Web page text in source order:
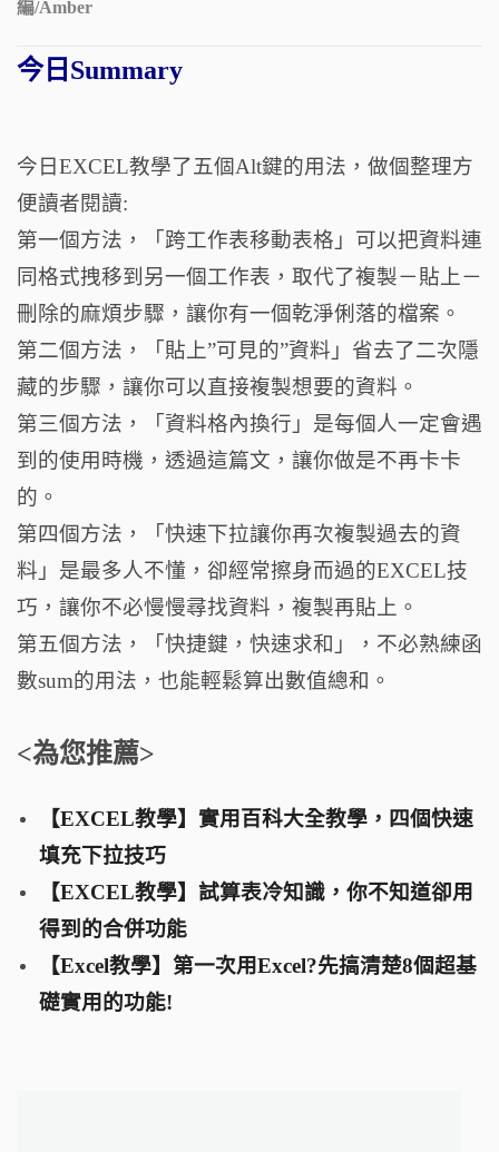
編/Amber
今日Summary
今日EXCEL教學了五個Alt鍵的用法，做個整理方
便讀者閱讀:
第一個方法，「跨工作表移動表格」可以把資料連
同格式拽移到另一個工作表，取代了複製－貼上－
刪除的麻煩步驟，讓你有一個乾淨俐落的檔案。
第二個方法，「貼上”可見的”資料」省去了二次隱
藏的步驟，讓你可以直接複製想要的資料。
第三個方法，「資料格內換行」是每個人一定會遇
到的使用時機，透過這篇文，讓你做是不再卡卡
的。
第四個方法，「快速下拉讓你再次複製過去的資
料」是最多人不懂，卻經常擦身而過的EXCEL技
巧，讓你不必慢慢尋找資料，複製再貼上。
第五個方法，「快捷鍵，快速求和」，不必熟練函
數sum的用法，也能輕鬆算出數值總和。
<為您推薦>
【EXCEL教學】實用百科大全教學，四個快速
填充下拉技巧
【EXCEL教學】試算表冷知識，你不知道卻用
得到的合併功能
【Excel教學】第一次用Excel?先搞清楚8個超基
礎實用的功能!